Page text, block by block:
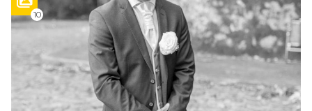
10